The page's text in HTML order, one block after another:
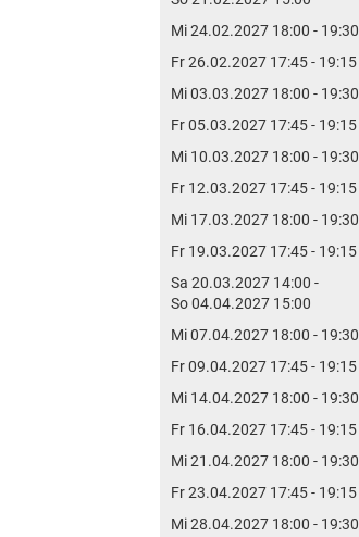
Mi 24.02.2027 18:00 - 19:30
Fr 26.02.2027 17:45 - 19:15
Mi 03.03.2027 18:00 - 19:30
Fr 05.03.2027 17:45 - 19:15
Mi 10.03.2027 18:00 - 19:30
Fr 12.03.2027 17:45 - 19:15
Mi 17.03.2027 18:00 - 19:30
Fr 19.03.2027 17:45 - 19:15
Sa 20.03.2027 14:00 -
So 04.04.2027 15:00
Mi 07.04.2027 18:00 - 19:30
Fr 09.04.2027 17:45 - 19:15
Mi 14.04.2027 18:00 - 19:30
Fr 16.04.2027 17:45 - 19:15
Mi 21.04.2027 18:00 - 19:30
Fr 23.04.2027 17:45 - 19:15
Mi 28.04.2027 18:00 - 19:30